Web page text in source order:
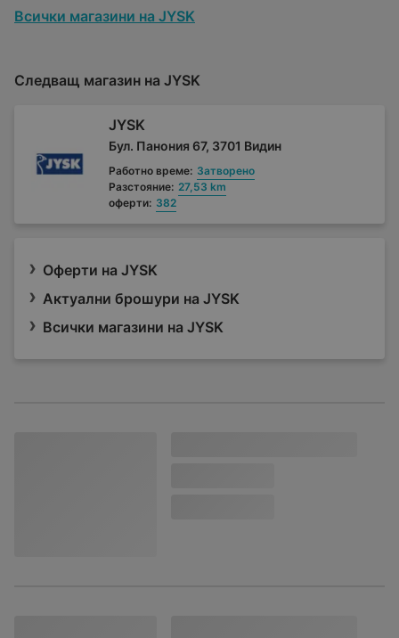
Всички магазини на JYSK
Следващ магазин на JYSK
JYSK
Бул. Панония 67, 3701 Видин
Работно време: Затворено
Разстояние: 27,53 km
оферти: 382
Оферти на JYSK
Актуални брошури на JYSK
Всички магазини на JYSK